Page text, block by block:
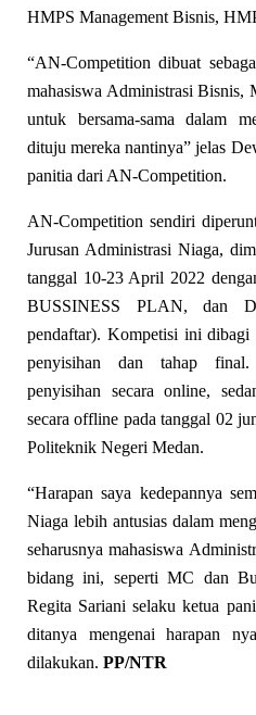
HMPS Management Bisnis,
“AN-Competition dibuat
mahasiswa Administrasi Bisnis,
untuk bersama-sama dalam
dituju mereka nantinya” jelas
panitia dari AN-Competition.
AN-Competition sendiri
Jurusan Administrasi Niaga,
tanggal 10-23 April 2022
BUSSINESS PLAN, dan
pendaftar). Kompetisi ini dibagi
penyisihan dan tahap
penyisihan secara online,
secara offline pada tanggal 02
Politeknik Negeri Medan.
“Harapan saya kedepannya
Niaga lebih antusias dalam
seharusnya mahasiswa
bidang ini, seperti MC dan
Regita Sariani selaku ketua
ditanya mengenai harapan
dilakukan. PP/NTR